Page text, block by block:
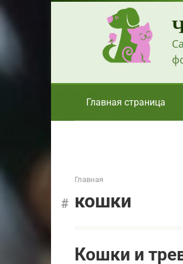
Перейти
Главная страница
Главная
кошки
Кошки и